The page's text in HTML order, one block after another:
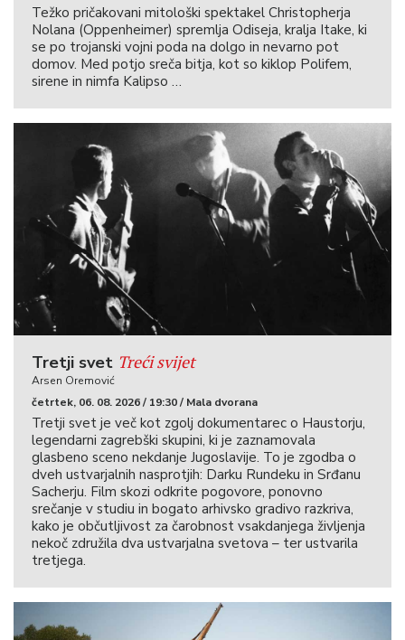
Težko pričakovani mitološki spektakel Christopherja
Nolana (Oppenheimer) spremlja Odiseja, kralja Itake, ki
se po trojanski vojni poda na dolgo in nevarno pot
domov. Med potjo sreča bitja, kot so kiklop Polifem,
sirene in nimfa Kalipso …
Tretji svet Treći svijet
Arsen Oremović
četrtek, 06. 08. 2026 / 19:30 / Mala dvorana
Tretji svet je več kot zgolj dokumentarec o Haustorju,
legendarni zagrebški skupini, ki je zaznamovala
glasbeno sceno nekdanje Jugoslavije. To je zgodba o
dveh ustvarjalnih nasprotjih: Darku Rundeku in Srđanu
Sacherju. Film skozi odkrite pogovore, ponovno
srečanje v studiu in bogato arhivsko gradivo razkriva,
kako je občutljivost za čarobnost vsakdanjega življenja
nekoč združila dva ustvarjalna svetova – ter ustvarila
tretjega.